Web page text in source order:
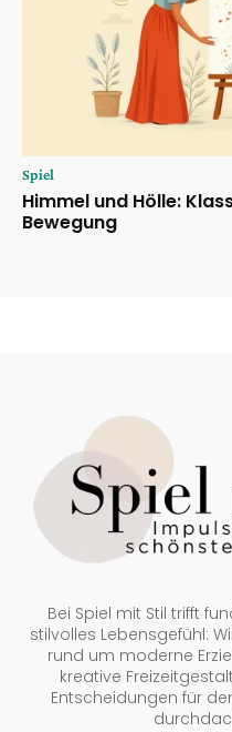
Spiel
Himmel und Hölle:
Bewegung
Bei Spiel mit Stil trifft
stilvolles Lebensgefühl:
rund um moderne
kreative
Entscheidungen für